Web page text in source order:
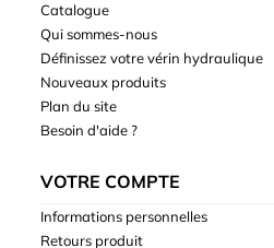
Catalogue
Qui sommes-nous
Définissez votre vérin hydraulique
Nouveaux produits
Plan du site
Besoin d'aide ?
VOTRE COMPTE
Informations personnelles
Retours produit